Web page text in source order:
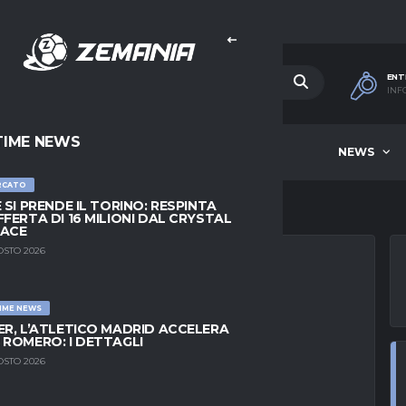
NEWS
NEWS
SI PRENDE IL TORINO: RESPINTA
DI 16 MILIONI DAL CRYSTAL
2026
NEWS
L’ATLETICO MADRID ACCELERA
ROMERO: I DETTAGLI
2026
PER LA